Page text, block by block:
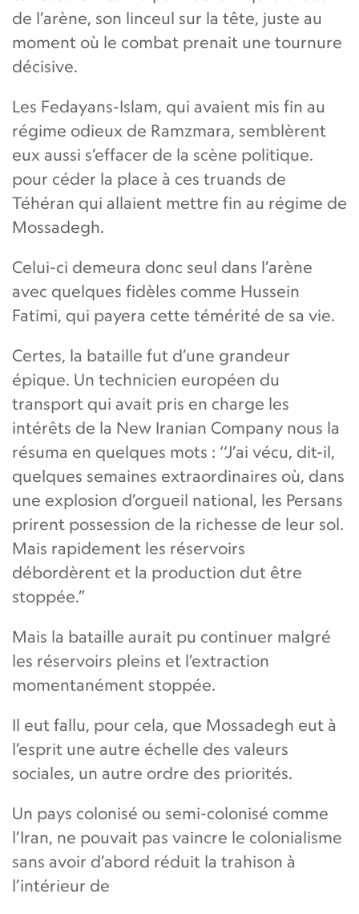
de l’arène, son linceul sur la tête, juste au
moment où le combat prenait une tournure
décisive.
Les Fedayans-Islam, qui avaient mis fin au
régime odieux de Ramzmara, semblèrent
eux aussi s’effacer de la scène politique.
pour céder la place à ces truands de
Téhéran qui allaient mettre fin au régime de
Mossadegh.
Celui-ci demeura donc seul dans l’arène
avec quelques fidèles comme Hussein
Fatimi, qui payera cette témérité de sa vie.
Certes, la bataille fut d’une grandeur
épique. Un technicien européen du
transport qui avait pris en charge les
intérêts de la New Iranian Company nous la
résuma en quelques mots : ‘‘J’ai vécu, dit-il,
quelques semaines extraordinaires où, dans
une explosion d’orgueil national, les Persans
prirent possession de la richesse de leur sol.
Mais rapidement les réservoirs
débordèrent et la production dut être
stoppée.”
Mais la bataille aurait pu continuer malgré
les réservoirs pleins et l’extraction
momentanément stoppée.
Il eut fallu, pour cela, que Mossadegh eut à
l’esprit une autre échelle des valeurs
sociales, un autre ordre des priorités.
Un pays colonisé ou semi-colonisé comme
l’Iran, ne pouvait pas vaincre le colonialisme
sans avoir d’abord réduit la trahison à
l’intérieur de